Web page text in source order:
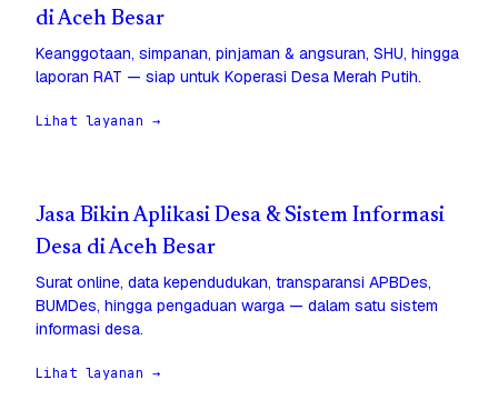
di Aceh Besar
Keanggotaan, simpanan, pinjaman & angsuran, SHU, hingga
laporan RAT — siap untuk Koperasi Desa Merah Putih.
Lihat layanan →
Jasa Bikin Aplikasi Desa & Sistem Informasi
Desa di Aceh Besar
Surat online, data kependudukan, transparansi APBDes,
BUMDes, hingga pengaduan warga — dalam satu sistem
informasi desa.
Lihat layanan →